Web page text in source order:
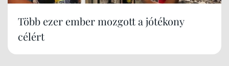
Több ezer ember mozgott a jótékony
célért